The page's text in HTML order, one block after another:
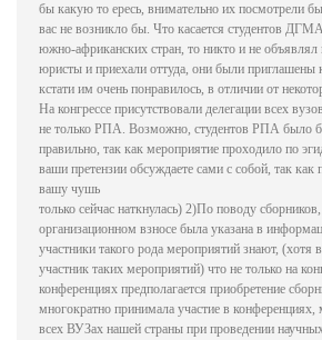
бы какую то ересь, внимательно их посмотрели
вас не возникло бы. Что касается студентов
южно-африканских стран, то никто и не объявлял
юристы и приехали оттуда, они были приглашены
кстати им очень понравилось, в отличии от
На конгрессе присутствовали делегации всех
не только РПА. Возможно, студентов РПА было
правильно, так как мероприятие проходило по
ваши претензии обсуждаете сами с собой, так
вашу чушь
только сейчас наткнулась) 2)По поводу
организационном взносе была указана в
участники такого рода мероприятий знают, (хотя
участник таких мероприятий) что не только на
конференциях предполагается приобретение
многократно принимала участие в конференциях,
всех ВУЗах нашей страны при проведении